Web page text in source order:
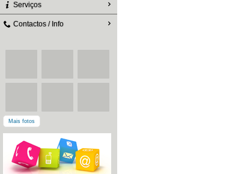
Serviços
Contactos / Info
Mais fotos